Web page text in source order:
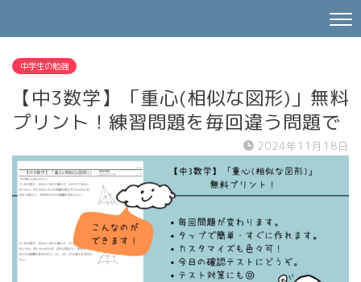
中学生の勉強
【中3数学】「重心(相似な図形)」無料
プリント！練習問題を毎回違う問題で
2024年11月18日